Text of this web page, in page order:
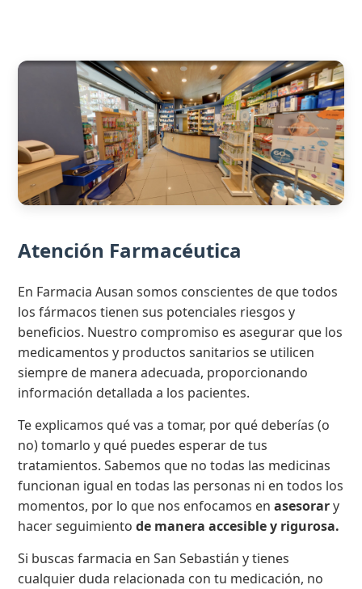
Atención Farmacéutica
En Farmacia Ausan somos conscientes de que todos
los fármacos tienen sus potenciales riesgos y
beneficios. Nuestro compromiso es asegurar que los
medicamentos y productos sanitarios se utilicen
siempre de manera adecuada, proporcionando
información detallada a los pacientes.
Te explicamos qué vas a tomar, por qué deberías (o
no) tomarlo y qué puedes esperar de tus
tratamientos. Sabemos que no todas las medicinas
funcionan igual en todas las personas ni en todos los
momentos, por lo que nos enfocamos enasesorary
hacer seguimientode manera accesible y rigurosa.
Si buscas farmacia en San Sebastián y tienes
cualquier duda relacionada con tu medicación, no